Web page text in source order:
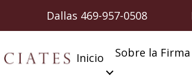
Dallas 469-957-0508
Inicio Sobre la Firma